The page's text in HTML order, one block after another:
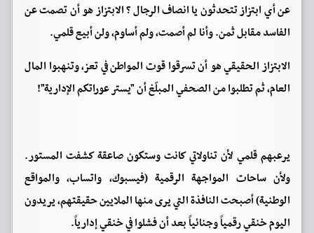
عن أي ابتزاز تتحدثون يا انصاف الرجال ؟ الابتزاز هو أن تصمت عن
الفاسد مقابل ثمن. وأنا لم أصمت، ولم أساوم، ولن أبيع قلمي.
الابتزاز الحقيقي هو أن تسرقوا قوت المواطن في تعز، وتنهبوا المال
العام، ثم تطلبوا من الصحفي المبلّغ أن "يستر عوراتكم الإدارية"!
يرعبهم قلمي لأن تناولاتي كانت وستكون صاعقة كشفت المستور.
ولأن ساحات المواجهة الرقمية (فيسبوك، واتساب، والمواقع
الوطنية) أصبحت النافذة التي يرى منها الملايين حقيقتهم، يريدون
اليوم خنقي رقمياً وجنائياً بعد أن فشلوا في خنقي إدارياً.